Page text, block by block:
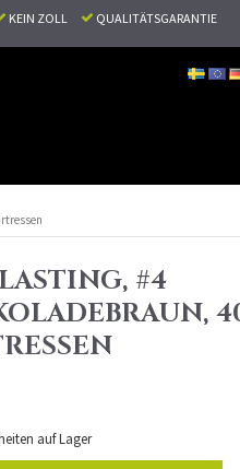
KEIN ZOLL QUALITÄTSGARANTIE
#4
auf Lager